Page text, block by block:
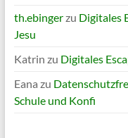
th.ebingerzu Digitales
Jesu
Katrin zu Digitales
Eana zu
Schule und Konfi